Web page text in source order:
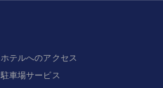
ホテルへのアクセス
駐車場サービス